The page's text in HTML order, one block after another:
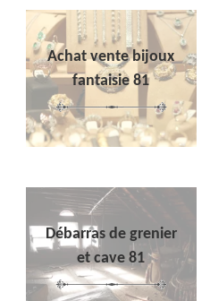
Achat vente bijoux
fantaisie 81
Débarras de grenier
et cave 81